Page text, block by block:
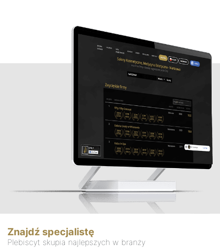
Znajdź specjalistę
Plebiscyt skupia najlepszych w branży